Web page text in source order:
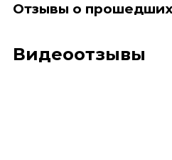
Отзывы о
Видеоотзывы